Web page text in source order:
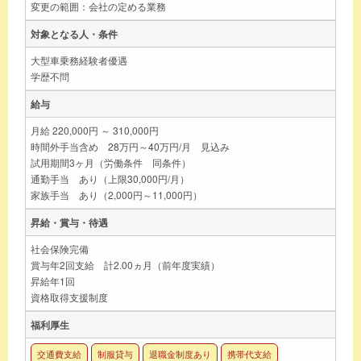
変更の範囲：会社の定める業務
対象となる人・条件
大型車乗務経験者優遇
学歴不問
給与
月給 220,000円 ～ 310,000円
時間外手当含め 28万円～40万円/月 見込み
試用期間3ヶ月（労働条件 同条件）
通勤手当 あり（上限30,000円/月）
家族手当 あり（2,000円～11,000円）
昇給・賞与・待遇
社会保険完備
賞与年2回支給 計2.00ヵ月（前年度実績）
昇給年1回
資格取得支援制度
福利厚生
交通費支給 制服貸与 退職金制度あり 携帯代支給